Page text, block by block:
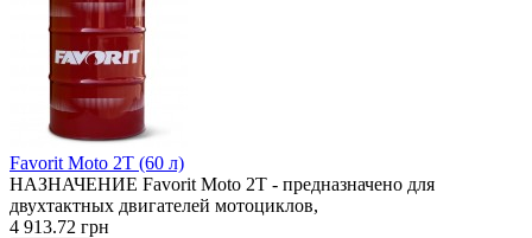
Favorit Moto 2T (60 л)
НАЗНАЧЕНИЕ Favorit Moto 2T - предназначено для
двухтактных двигателей мотоциклов,
4 913.72 грн